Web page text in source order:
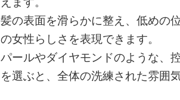
髪の表面を滑らかに整え、低めの
の女性らしさを表現できます。
パールやダイヤモンドのような、
を選ぶと、全体の洗練された雰囲